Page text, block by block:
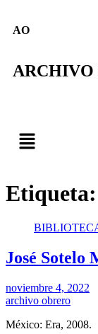
AO
ARCHIVO
Etiqueta:
José Sotelo
noviembre 4, 2022
archivo obrero
México: Era, 2008.